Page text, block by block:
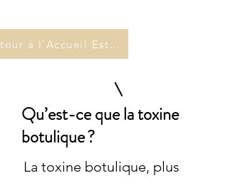
Retour à l'Accueil Esthétique
Qu’est-ce que la toxine
botulique ?
La toxine botulique, plus